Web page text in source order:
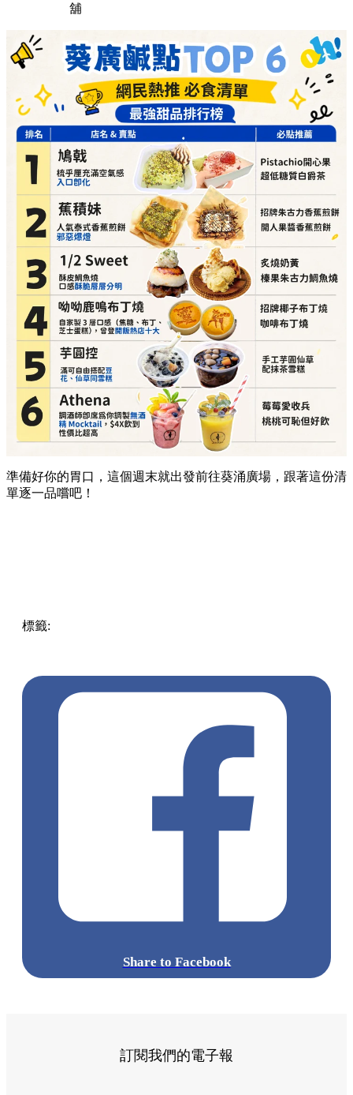
舖
準備好你的胃口，這個週末就出發前往葵涌廣場，跟著這份清
單逐一品嚐吧！
標籤:
Share to Facebook
訂閱我們的電子報